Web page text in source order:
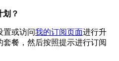
？
置或访问我的订阅页面进行升
餐，然后按照提示进行订阅